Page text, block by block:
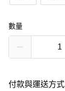
數量
付款與運送方式